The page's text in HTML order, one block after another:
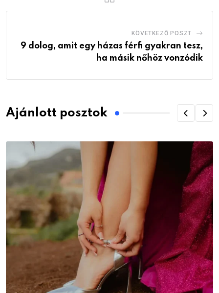
KÖVETKEZŐ POSZT
9 dolog, amit egy házas férfi gyakran tesz,
ha másik nőhöz vonzódik
Ajánlott posztok